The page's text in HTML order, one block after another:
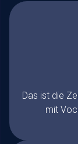
Das ist die
mit